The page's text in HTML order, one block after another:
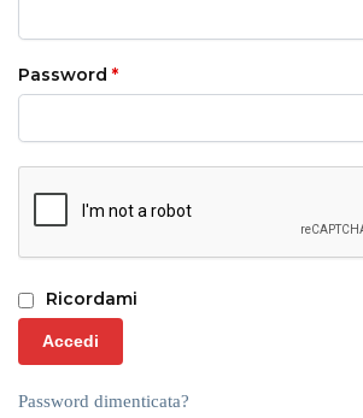
Password *
Ricordami
Accedi
Password dimenticata?